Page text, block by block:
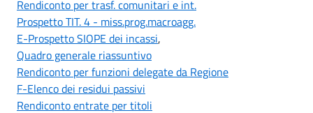
Rendiconto per trasf. comunitari e int.
Prospetto TIT. 4 - miss.prog.macroagg.
E-Prospetto SIOPE dei incassi,
Quadro generale riassuntivo
Rendiconto per funzioni delegate da Regione
F-Elenco dei residui passivi
Rendiconto entrate per titoli